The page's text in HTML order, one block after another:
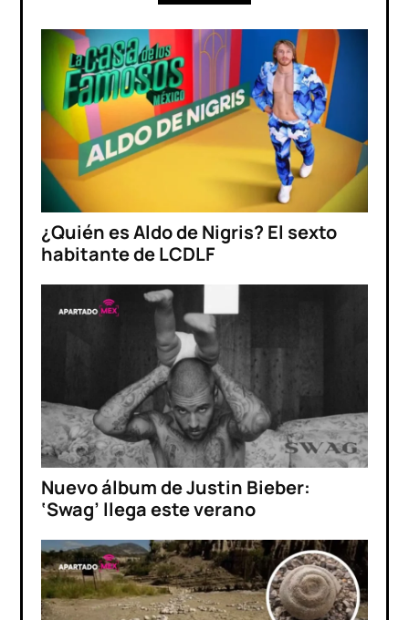
¿Quién es Aldo de Nigris? El sexto
habitante de LCDLF
Nuevo álbum de Justin Bieber:
‘Swag’ llega este verano